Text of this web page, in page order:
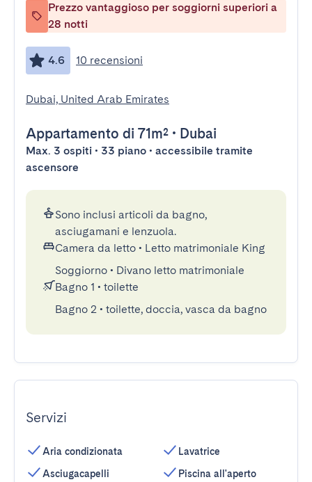
Prezzo vantaggioso per soggiorni superiori a
28 notti
4.6 10 recensioni
Dubai, United Arab Emirates
Appartamento di 71m² • Dubai
Max. 3 ospiti • 33 piano • accessibile tramite
ascensore
Sono inclusi articoli da bagno,
asciugamani e lenzuola.
Camera da letto • Letto matrimoniale King
Soggiorno • Divano letto matrimoniale
Bagno 1 • toilette
Bagno 2 • toilette, doccia, vasca da bagno
Servizi
Aria condizionata
Asciugacapelli
Lavatrice
Piscina all'aperto